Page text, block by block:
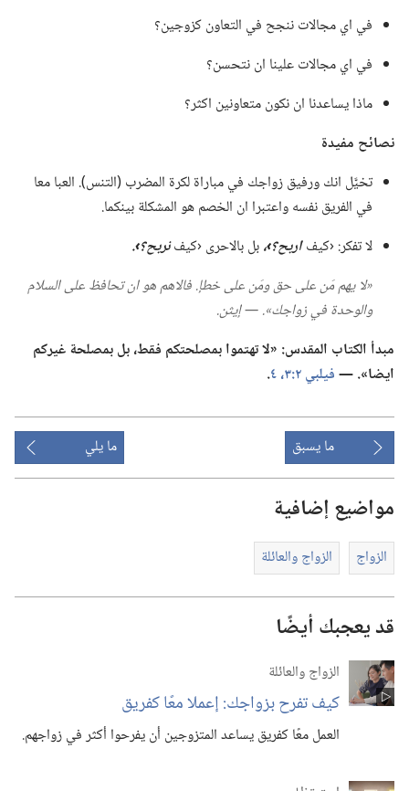
في اي مجالات ننجح في التعاون كزوجين؟‏
في اي مجالات علينا ان نتحسن؟‏
ماذا يساعدنا ان نكون متعاونين اكثر؟‏
نصائح مفيدة
تخيَّل انك ورفيق زواجك في مباراة لكرة المضرب (‏التنس)‏.‏ العبا معا
في الفريق نفسه واعتبرا ان الخصم هو المشكلة بينكما.‏
لا تفكر:‏ ‹كيفاربح؟‏›،‏بل بالاحرى ‹كيفنربح؟‏›.‏
‏«لا يهم مَن على حق ومَن على خطإ.‏ فالاهم هو ان تحافظ على السلام
والوحدة في زواجك».‏ —‏ إيثن.‏
مبدأ الكتاب المقدس:‏ «لا تهتموا بمصلحتكم فقط،‏ بل بمصلحة غيركم
ايضا».‏ —‏فيلبي ٢:‏٣،‏ ٤ ‏.‏
ما يسبق ما يلي
مواضيع إضافية
الزواج الزواج والعائلة
قد يعجبك أيضًا
الزواج والعائلة
كيف تفرح بزواجك:‏ إعملا معًا كفريق
العمل معًا كفريق يساعد المتزوجين أن يفرحوا أكثر في زواجهم.‏